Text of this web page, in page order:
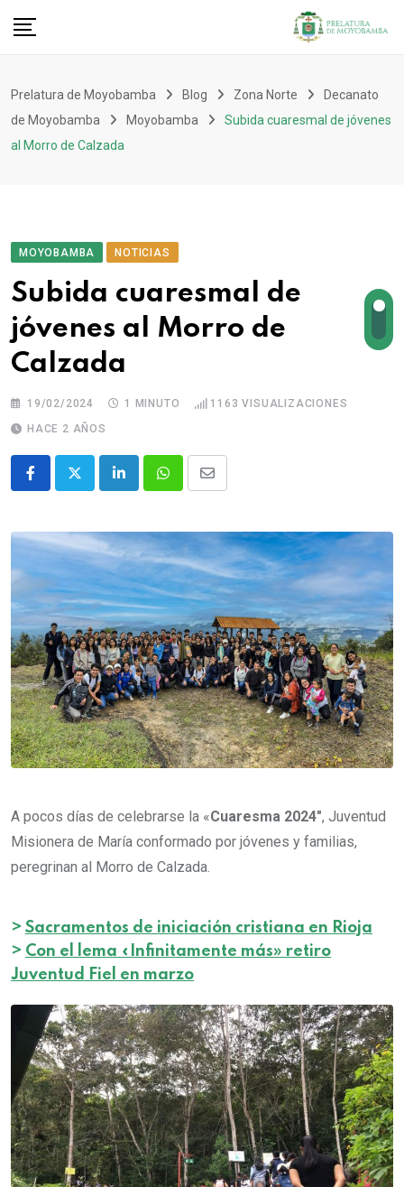
Prelatura de Moyobamba Blog Zona Norte
Decanato
de Moyobamba
Moyobamba
Subida cuaresmal de jóvenes
al Morro de Calzada
MOYOBAMBA NOTICIAS
Subida cuaresmal de
jóvenes al Morro de
Calzada
19/02/2024 1 MINUTO 1163 VISUALIZACIONES
HACE 2 AÑOS
A pocos días de celebrarse la «Cuaresma 2024″, Juventud
Misionera de María conformado por jóvenes y familias,
peregrinan al Morro de Calzada.
> Sacramentos de iniciación cristiana en Rioja
> Con el lema «Infinitamente más» retiro
Juventud Fiel en marzo